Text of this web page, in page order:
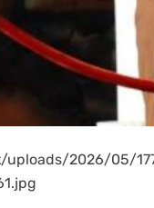
2026/05/